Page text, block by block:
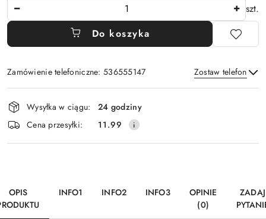
szt.
Do koszyka
Zamówienie telefoniczne: 536555147 Zostaw telefon
Wyślij
Dostępność
i
dostawa
Wysyłka w ciągu:
24 godziny
Cena przesyłki:
11.99
OPIS
INFO1 INFO2 INFO3
OPINIE
(0)
ZADAJ